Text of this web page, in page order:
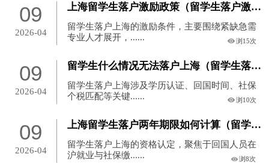
09
2026-04
上海留学生落户激励政策（留学生落户激励新政）
留学生落户上海的激励条件，主要围绕紧缺急需
专业人才展开，......
浏15次
09
2026-04
留学生什么情况无法落户上海（留学生落户受限情形）
留学生落户上海涉及学历认证、回国时间、社保
个税匹配等关键......
浏10次
09
2026-04
上海留学生落户两年期限如何计算（留学生落户期限计算规则）
留学生落户上海的资格认定，聚焦于回国人员在
沪就业与社保缴......
浏8次